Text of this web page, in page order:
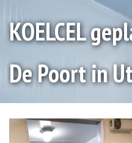
KOELCEL
De Poort in